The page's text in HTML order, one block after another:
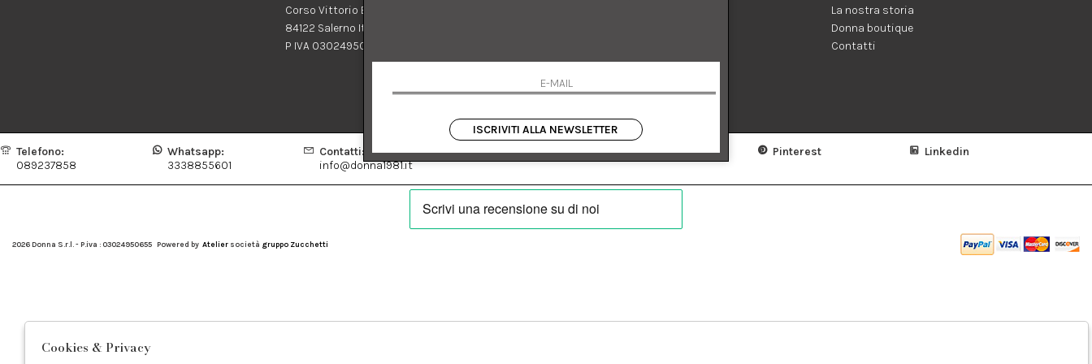
Corso Vittorio Emanuele 182
84122 Salerno Italia
P IVA 03024950655
Termini e condizioni
Condizioni di vendita
Spedizione
La nostra storia
Donna boutique
Contatti
Telefono:
089237858
Whatsapp:
3338855601
Contatti:
info@donna1981.it
Facebook Instagram Pinterest Linkedin
2026 Donna S.r.l. - P.iva : 03024950655 Powered by Atelier società gruppo Zucchetti
ISCRIVITI ALLA NEWSLETTER
Cookies & Privacy